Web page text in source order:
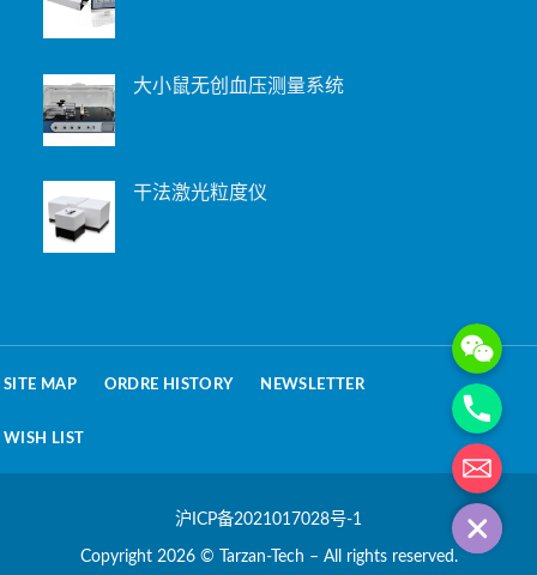
大小鼠无创血压测量系统
干法激光粒度仪
SITE MAP ORDRE HISTORY NEWSLETTER
WISH LIST
沪ICP备2021017028号-1
Copyright 2026 © Tarzan-Tech – All rights reserved.
WeChat:
Phone
电子邮箱地址